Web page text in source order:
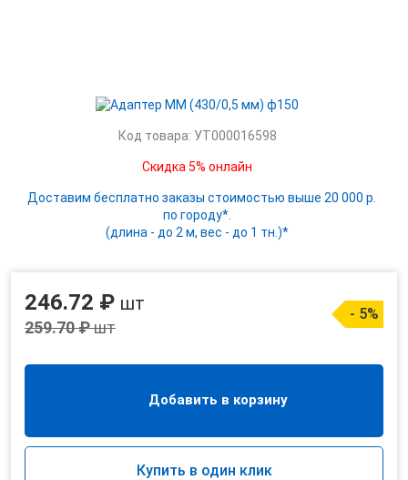
Код товара: УТ000016598
Скидка 5% онлайн
Доставим бесплатно заказы стоимостью выше 20 000 р.
по городу*.
(длина - до 2 м, вес - до 1 тн.)*
246.72 ₽ шт
259.70 ₽шт
- 5%
Добавить в корзину
Купить в один клик